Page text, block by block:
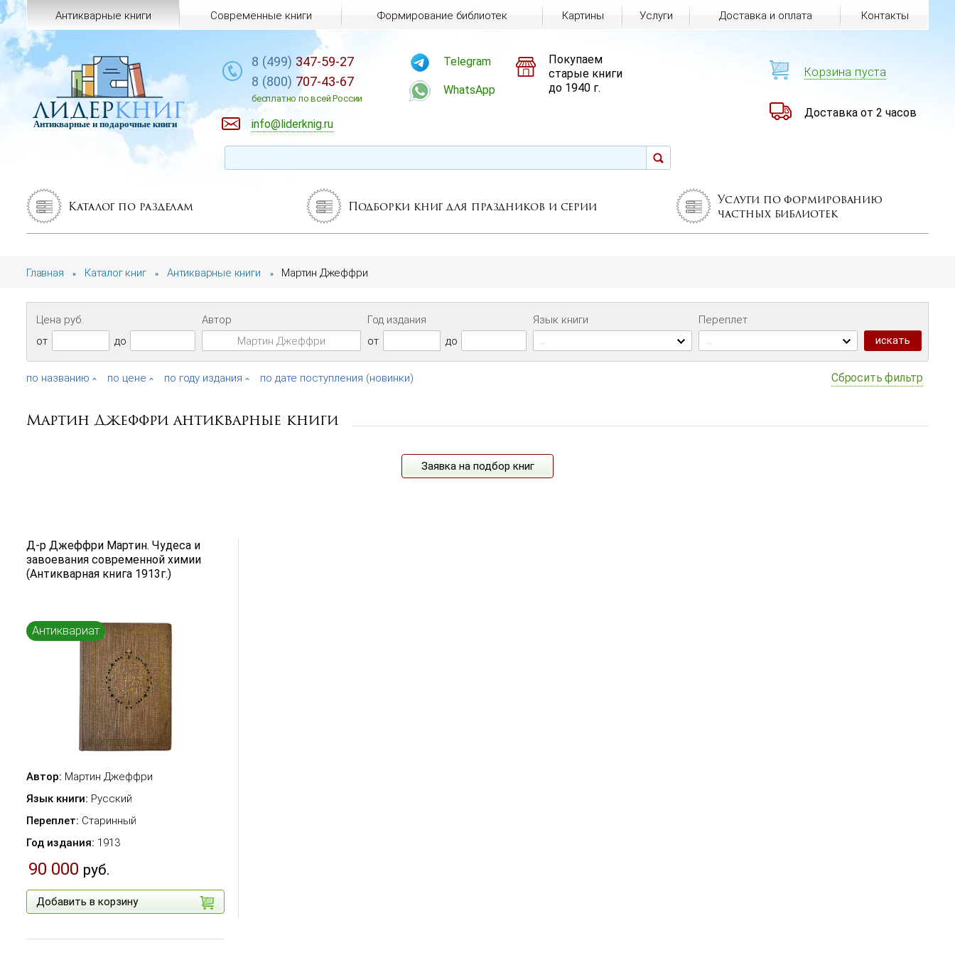
Каталог по разделам Подборки книг для праздников и серии
Услуги по формированию
частных библиотек
Главная » Каталог книг » Антикварные книги » Мартин Джеффри
Цена руб.
от
до
Автор
Год издания
от
до
Язык книги
...
Переплет
...
по названию по цене по году издания по дате поступления (новинки) Сбросить фильтр
Мартин Джеффри антикварные книги
Заявка на подбор книг
Д-р Джеффри Мартин. Чудеса и
завоевания современной химии
(Антикварная книга 1913г.)
Антиквариат
Автор: Мартин Джеффри
Язык книги: Русский
Переплет: Старинный
Год издания: 1913
90 000 руб.
Добавить в корзину
Антикварные книги Современные книги Формирование библиотек Картины Услуги Доставка и оплата Контакты
лидеркниг
Антикварные и подарочные книги
8 (499) 347-59-27
8 (800) 707-43-67
бесплатно по всей России
info@liderknig.ru
Telegram
WhatsApp
Покупаем
старые книги
до 1940 г.
Корзина пуста
Доставка от 2 часов